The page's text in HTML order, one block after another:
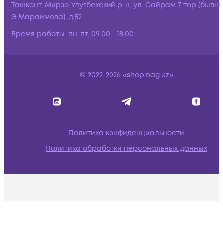
Ташкент, Мирзо-Улугбекский р-н, ул. Сайрам 7-тор (бывш.
Э.Мараимова), д.52
Время работы: пн-пт, 09:00 - 18:00
© 2022-2026 «shop.nag.uz»
Политика конфиденциальности
Политика обработки персональных данных